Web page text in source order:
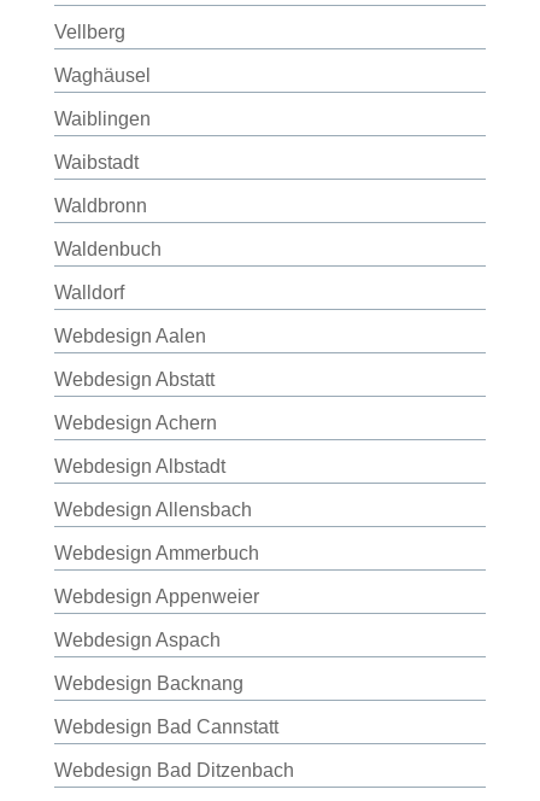
Vellberg
Waghäusel
Waiblingen
Waibstadt
Waldbronn
Waldenbuch
Walldorf
Webdesign Aalen
Webdesign Abstatt
Webdesign Achern
Webdesign Albstadt
Webdesign Allensbach
Webdesign Ammerbuch
Webdesign Appenweier
Webdesign Aspach
Webdesign Backnang
Webdesign Bad Cannstatt
Webdesign Bad Ditzenbach